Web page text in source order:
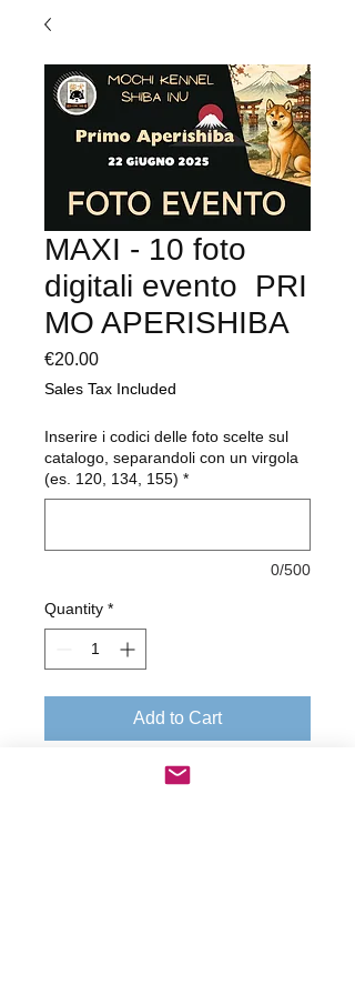
MAXI - 10 foto
digitali evento PRI
MO APERISHIBA
€20.00Price
Sales Tax Included
Inserire i codici delle foto scelte sul
catalogo, separandoli con un virgola
(es. 120, 134, 155) *
0/500
Quantity *
Add to Cart
Buy Now